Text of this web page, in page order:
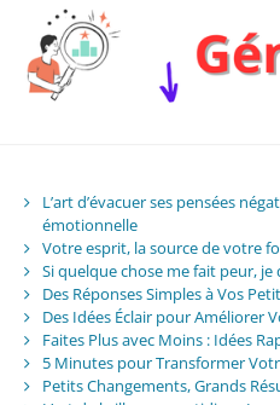
L’art d’évacuer ses pensées
émotionnelle
Votre esprit, la source de votre
Si quelque chose me fait peur,
Des Réponses Simples à Vos
Des Idées Éclair pour Améliorer
Faites Plus avec Moins : Idées
5 Minutes pour Transformer
Petits Changements, Grands